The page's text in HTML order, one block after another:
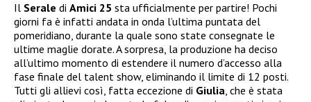
Il Serale di Amici 25 sta ufficialmente per partire! Pochi
giorni fa è infatti andata in onda l’ultima puntata del
pomeridiano, durante la quale sono state consegnate le
ultime maglie dorate. A sorpresa, la produzione ha deciso
all’ultimo momento di estendere il numero d’accesso alla
fase finale del talent show, eliminando il limite di 12 posti.
Tutti gli allievi così, fatta eccezione di Giulia, che è stata